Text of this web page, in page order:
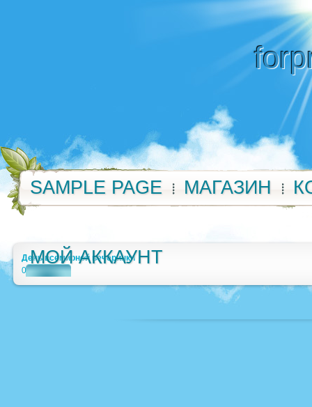
SAMPLE PAGE МАГАЗИН
МОЙ АККАУНТ
День всемирной вечеринки
0